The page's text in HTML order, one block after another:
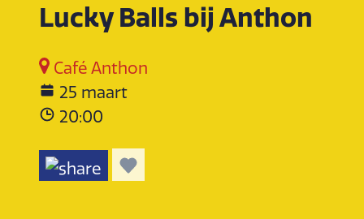
Lucky Balls bij Anthon
Café Anthon
25 maart
20:00